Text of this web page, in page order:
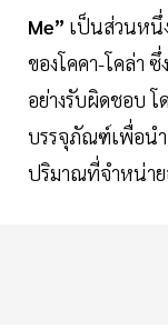
Me” เป็นส่วนหนึ่
ของโคคา-โคล่า
อย่างรับผิดชอบ
บรรจุภัณฑ์เพื่อนำ
ปริมาณที่จำหน่า